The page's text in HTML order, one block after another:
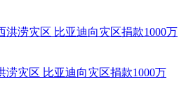
涝灾区 比亚迪向灾区捐款1000万